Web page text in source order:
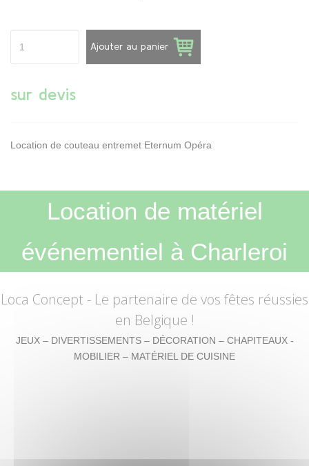
Ajouter au panier
sur devis
Location de couteau entremet Eternum Opéra
Location de matériel
événementiel à Charleroi
Loca Concept - Le partenaire de vos fêtes réussies
en Belgique !
JEUX – DIVERTISSEMENTS – DÉCORATION – CHAPITEAUX -
MOBILIER – MATÉRIEL DE CUISINE